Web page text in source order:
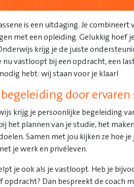
is een uitdaging. Je combineert
met een opleiding. Gelukkig hoef
krijg je de juiste
nu vastloopt bij een opdracht, een
hebt: wij staan voor je klaar!
door
krijg je persoonlijke begeleiding
het plannen van je studie, het
Samen met jou kijken ze hoe
je werk en privéleven.
je ook als je vastloopt. Heb je
opdracht? Dan bespreekt de coach